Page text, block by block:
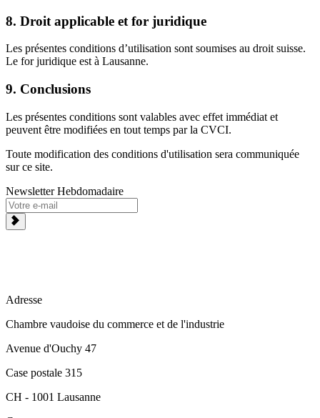
8. Droit applicable et for juridique
Les présentes conditions d’utilisation sont soumises au droit suisse.
Le for juridique est à Lausanne.
9. Conclusions
Les présentes conditions sont valables avec effet immédiat et
peuvent être modifiées en tout temps par la CVCI.
Toute modification des conditions d'utilisation sera communiquée
sur ce site.
Newsletter Hebdomadaire
Adresse
Chambre vaudoise du commerce et de l'industrie
Avenue d'Ouchy 47
Case postale 315
CH - 1001 Lausanne